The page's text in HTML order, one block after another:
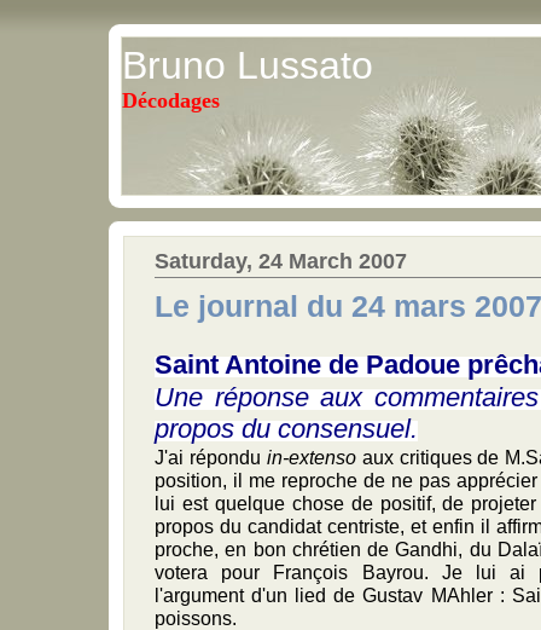
Bruno Lussato
Décodages
Saturday, 24 March 2007
Le journal du 24 mars 2007
Saint Antoine de Padoue
Une réponse aux
propos du consensuel.
J'ai répondu in-extenso aux critiques de
position, il me reproche de ne pas
lui est quelque chose de positif, de
propos du candidat centriste, et enfin il
proche, en bon chrétien de Gandhi, du
votera pour François Bayrou. Je lui ai
l'argument d'un lied de Gustav MAhler :
poissons.